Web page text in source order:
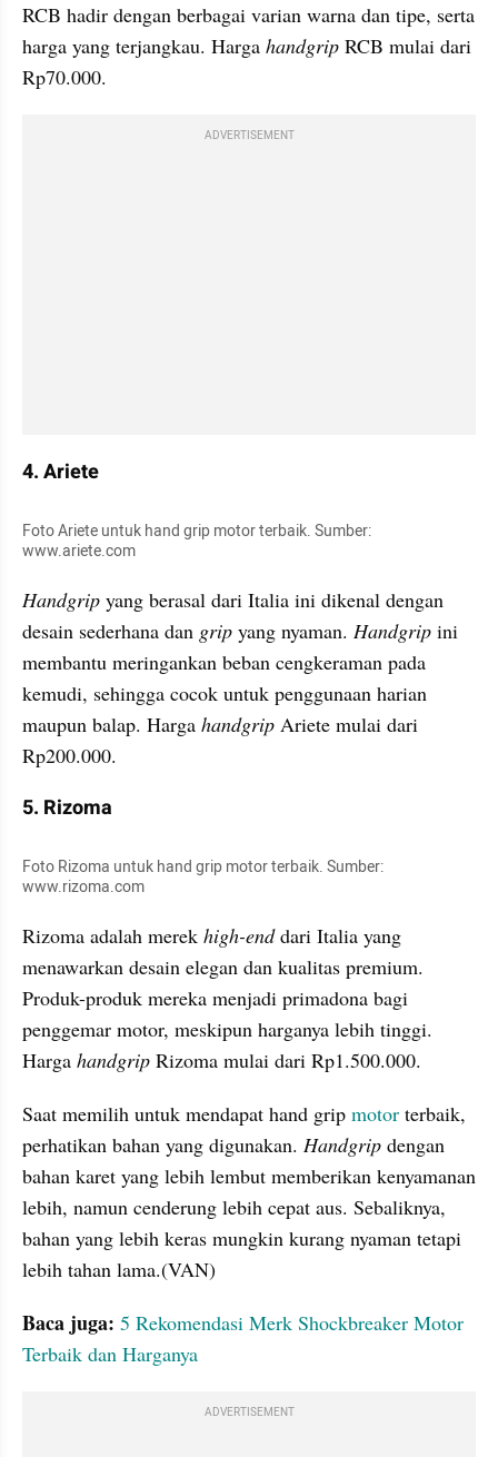
RCB hadir dengan berbagai varian warna dan tipe, serta
harga yang terjangkau. Harga handgrip RCB mulai dari
Rp70.000.
ADVERTISEMENT
4. Ariete
Foto Ariete untuk hand grip motor terbaik. Sumber:
www.ariete.com
Handgrip yang berasal dari Italia ini dikenal dengan
desain sederhana dan grip yang nyaman. Handgrip ini
membantu meringankan beban cengkeraman pada
kemudi, sehingga cocok untuk penggunaan harian
maupun balap. Harga handgrip Ariete mulai dari
Rp200.000.
5. Rizoma
Foto Rizoma untuk hand grip motor terbaik. Sumber:
www.rizoma.com
Rizoma adalah merek high-end dari Italia yang
menawarkan desain elegan dan kualitas premium.
Produk-produk mereka menjadi primadona bagi
penggemar motor, meskipun harganya lebih tinggi.
Harga handgrip Rizoma mulai dari Rp1.500.000.
Saat memilih untuk mendapat hand grip motor terbaik,
perhatikan bahan yang digunakan. Handgrip dengan
bahan karet yang lebih lembut memberikan kenyamanan
lebih, namun cenderung lebih cepat aus. Sebaliknya,
bahan yang lebih keras mungkin kurang nyaman tetapi
lebih tahan lama.(VAN)
Baca juga: 5 Rekomendasi Merk Shockbreaker Motor
Terbaik dan Harganya
ADVERTISEMENT